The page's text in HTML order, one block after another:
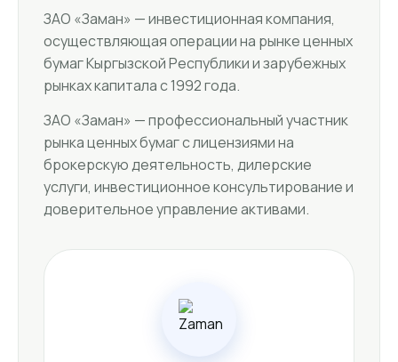
ЗАО «Заман» — инвестиционная компания,
осуществляющая операции на рынке ценных
бумаг Кыргызской Республики и зарубежных
рынках капитала с 1992 года.
ЗАО «Заман» — профессиональный участник
рынка ценных бумаг с лицензиями на
брокерскую деятельность, дилерские
услуги, инвестиционное консультирование и
доверительное управление активами.